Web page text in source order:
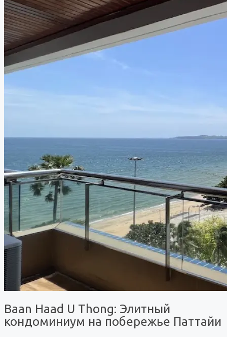
Baan Haad U Thong: Элитный
кондоминиум на побережье Паттайи